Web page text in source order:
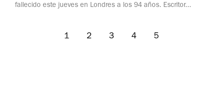
fallecido este jueves en Londres a los 94 años. Escritor...
1 2 3 4 5